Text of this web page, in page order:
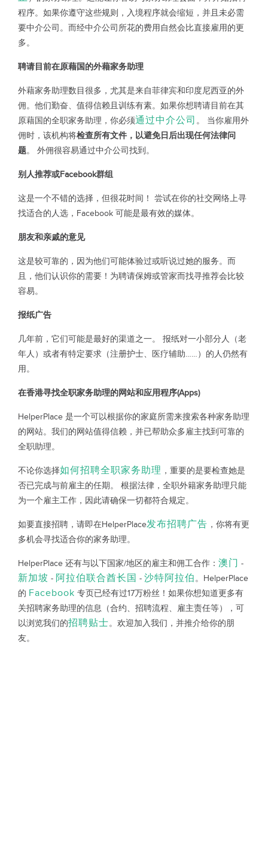
程序。如果你遵守这些规则，入境程序就会缩短，并且未必需
要中介公司。而经中介公司所花的费用自然会比直接雇用的更
多。
聘请目前在原藉国的外藉家务助理
外藉家务助理数目很多，尤其是来自菲律宾和印度尼西亚的外
佣。他们勤奋、值得信赖且训练有素。如果你想聘请目前在其
原藉国的全职家务助理，你必须通过中介公司 。 当你雇用外
佣时，该机构将检查所有文件，以避免日后出现任何法律问
题。 外佣很容易通过中介公司找到。
别人推荐或Facebook群组
这是一个不错的选择，但很花时间！ 尝试在你的社交网络上寻
找适合的人选，Facebook 可能是最有效的媒体。
朋友和亲戚的意见
这是较可靠的，因为他们可能体验过或听说过她的服务。而
且，他们认识你的需要！为聘请保姆或管家而找寻推荐会比较
容易。
报纸广告
几年前，它们可能是最好的渠道之一。 报纸对一小部分人（老
年人）或者有特定要求（注册护士、医疗辅助……）的人仍然有
用。
在香港寻找全职家务助理的网站和应用程序(Apps)
HelperPlace 是一个可以根据你的家庭所需来搜索各种家务助理
的网站。我们的网站值得信赖，并已帮助众多雇主找到可靠的
全职助理。
不论你选择如何招聘全职家务助理 ，重要的是要检查她是
否已完成与前雇主的任期。 根据法律，全职外籍家务助理只能
为一个雇主工作，因此请确保一切都符合规定。
如要直接招聘，请即在HelperPlace发布招聘广告 ，你将有更
多机会寻找适合你的家务助理。
HelperPlace 还有与以下国家/地区的雇主和佣工合作： 澳门 -
新加坡 - 阿拉伯联合酋长国 - 沙特阿拉伯。HelperPlace
的 Facebook 专页已经有过17万粉丝！如果你想知道更多有
关招聘家务助理的信息（合约、招聘流程、雇主责任等），可
以浏览我们的招聘贴士。欢迎加入我们，并推介给你的朋
友。